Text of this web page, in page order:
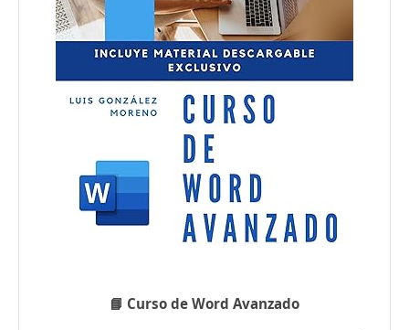
📘 Curso de Word Avanzado